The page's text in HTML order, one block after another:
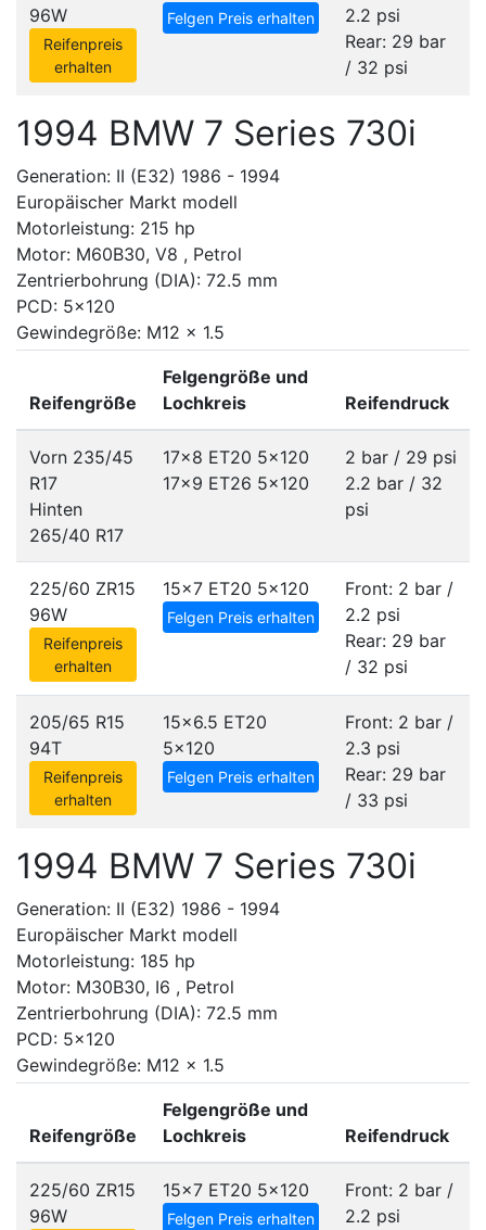
96W
Reifenpreis
erhalten
Felgen Preis erhalten
2.2 psi
Rear: 29 bar
/ 32 psi
1994 BMW 7 Series 730i
Generation: II (E32) 1986 - 1994
Europäischer Markt modell
Motorleistung: 215 hp
Motor: M60B30, V8 , Petrol
Zentrierbohrung (DIA): 72.5 mm
PCD: 5x120
Gewindegröße: M12 x 1.5
Reifengröße
Felgengröße und
Lochkreis
Reifendruck
Vorn 235/45
R17
Hinten
265/40 R17
17x8 ET20 5x120
17x9 ET26 5x120
2 bar / 29 psi
2.2 bar / 32
psi
225/60 ZR15
96W
Reifenpreis
erhalten
15x7 ET20 5x120
Felgen Preis erhalten
Front: 2 bar /
2.2 psi
Rear: 29 bar
/ 32 psi
205/65 R15
94T
Reifenpreis
erhalten
15x6.5 ET20
5x120
Felgen Preis erhalten
Front: 2 bar /
2.3 psi
Rear: 29 bar
/ 33 psi
1994 BMW 7 Series 730i
Generation: II (E32) 1986 - 1994
Europäischer Markt modell
Motorleistung: 185 hp
Motor: M30B30, I6 , Petrol
Zentrierbohrung (DIA): 72.5 mm
PCD: 5x120
Gewindegröße: M12 x 1.5
Reifengröße
Felgengröße und
Lochkreis
Reifendruck
225/60 ZR15
96W
15x7 ET20 5x120
Felgen Preis erhalten
Front: 2 bar /
2.2 psi